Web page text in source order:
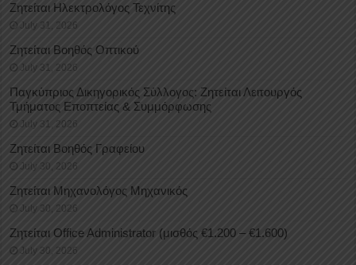
Ζητείται Ηλεκτρολόγος Τεχνίτης
July 31, 2026
Ζητείται Βοηθός Οπτικού
July 31, 2026
Παγκύπριος Δικηγορικός Σύλλογος: Ζητείται Λειτουργός
Τμήματος Εποπτείας & Συμμόρφωσης
July 31, 2026
Ζητείται Βοηθός Γραφείου
July 30, 2026
Ζητείται Μηχανολόγος Μηχανικός
July 30, 2026
Ζητείται Office Administrator (μισθός €1.200 – €1.600)
July 30, 2026